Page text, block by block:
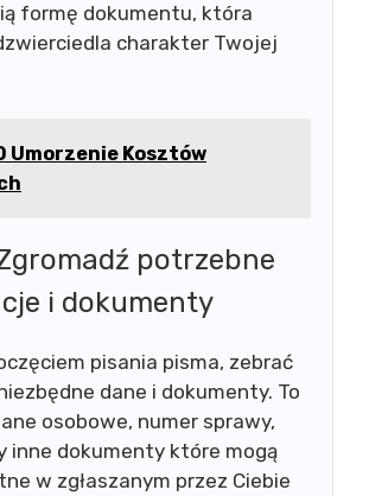
formę dokumentu, która
charakter Twojej
Umorzenie Kosztów
potrzebne
i dokumenty
pisania pisma, zebrać
dane i dokumenty. To
osobowe, numer sprawy,
inne dokumenty które mogą
w zgłaszanym przez Ciebie